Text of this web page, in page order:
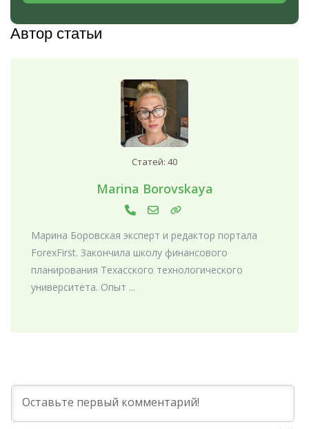
Автор статьи
Статей: 40
Marina Borovskaya
Марина Боровская эксперт и редактор портала
ForexFirst. Закончила школу финансового
планирования Техасского технологического
университета. Опыт ...